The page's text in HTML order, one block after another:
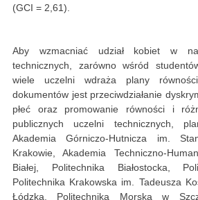
(GCI = 2,61).
Aby wzmacniać udział kobiet w
technicznych, zarówno wśród
wiele uczelni wdraża plany
dokumentów jest przeciwdziałanie
płeć oraz promowanie równości i
publicznych uczelni technicznych,
Akademia Górniczo-Hutnicza im.
Krakowie, Akademia Techniczno-
Białej, Politechnika Białostocka,
Politechnika Krakowska im. Tadeusza
Łódzka, Politechnika Morska w